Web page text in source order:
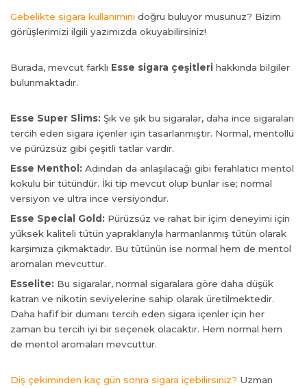
Gebelikte sigara kullanımını doğru buluyor musunuz? Bizim
görüşlerimizi ilgili yazımızda okuyabilirsiniz!
Burada, mevcut farklı Esse sigara çeşitleri hakkında bilgiler
bulunmaktadır.
Esse Super Slims: Şık ve şık bu sigaralar, daha ince sigaraları
tercih eden sigara içenler için tasarlanmıştır. Normal, mentollü
ve pürüzsüz gibi çeşitli tatlar vardır.
Esse Menthol: Adından da anlaşılacağı gibi ferahlatıcı mentol
kokulu bir tütündür. İki tip mevcut olup bunlar ise; normal
versiyon ve ultra ince versiyondur.
Esse Special Gold: Pürüzsüz ve rahat bir içim deneyimi için
yüksek kaliteli tütün yapraklarıyla harmanlanmış tütün olarak
karşımıza çıkmaktadır. Bu tütünün ise normal hem de mentol
aromaları mevcuttur.
Esselite: Bu sigaralar, normal sigaralara göre daha düşük
katran ve nikotin seviyelerine sahip olarak üretilmektedir.
Daha hafif bir dumanı tercih eden sigara içenler için her
zaman bu tercih iyi bir seçenek olacaktır. Hem normal hem
de mentol aromaları mevcuttur.
Diş çekiminden kaç gün sonra sigara içebilirsiniz? Uzman